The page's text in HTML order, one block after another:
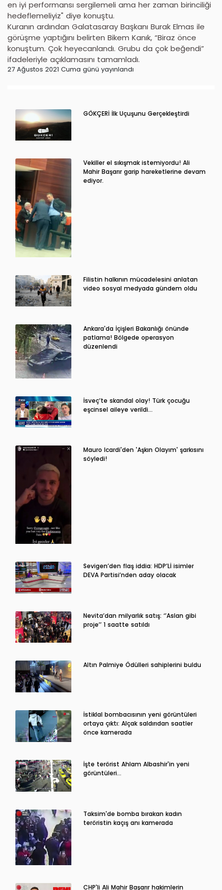
en iyi performansı sergilemeli ama her zaman birinciliği
hedeflemeliyiz" diye konuştu.
Kuranın ardından Galatasaray Başkanı Burak Elmas ile
görüşme yaptığını belirten Bikem Kanık, “Biraz önce
konuştum. Çok heyecanlandı. Grubu da çok beğendi”
ifadeleriyle açıklamasını tamamladı.
27 Ağustos 2021 Cuma günü yayınlandı
GÖKÇERİ İlk Uçuşunu Gerçekleştirdi
Vekiller el sıkışmak istemiyordu! Ali
Mahir Başarır garip hareketlerine devam
ediyor.
Filistin halkının mücadelesini anlatan
video sosyal medyada gündem oldu
Ankara'da İçişleri Bakanlığı önünde
patlama! Bölgede operasyon
düzenlendi
İsveç’te skandal olay! Türk çocuğu
eşcinsel aileye verildi…
Mauro Icardi'den 'Aşkın Olayım' şarkısını
söyledi!
Sevigen’den flaş iddia: HDP’Lİ isimler
DEVA Partisi’nden aday olacak
Nevita’dan milyarlık satış: ‘’Aslan gibi
proje’’ 1 saatte satıldı
Altın Palmiye Ödülleri sahiplerini buldu
İstiklal bombacısının yeni görüntüleri
ortaya çıktı: Alçak saldırıdan saatler
önce kamerada
İşte terörist Ahlam Albashir'in yeni
görüntüleri…
Taksim'de bomba bırakan kadın
teröristin kaçış anı kamerada
CHP'li Ali Mahir Başarır hakimlerin